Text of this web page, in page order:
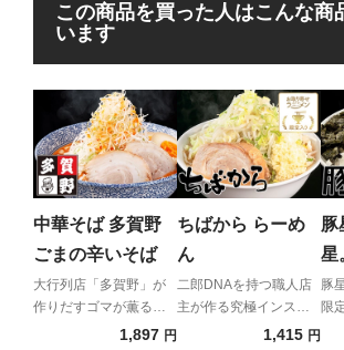
この商品を買った人はこんな商
います
中華そば 多賀野
ごまの辛いそば
大行列店「多賀野」が
作りだすゴマが薫る辛
1,897 円
ちばから らーめ
ん
二郎DNAを持つ職人店
主が作る究極インスパ
1,415 円
豚
星
豚
限
抜